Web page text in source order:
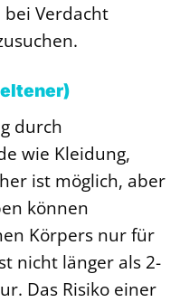
Verdacht
durch
wie Kleidung,
ist möglich, aber
können
Körpers nur für
nicht länger als 2-
Das Risiko einer